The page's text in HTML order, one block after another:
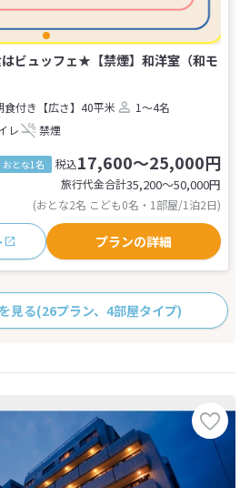
ュッフェ★【禁煙】和洋室（和モ
食付き 【広さ】40平米
1～4名
レ 禁煙
おとな1名 税込17,600～25,000円
旅行代金合計35,200〜50,000円
(おとな2名 こども0名・1部屋/1泊2日)
プランの詳細
見る(26プラン、4部屋タイプ)